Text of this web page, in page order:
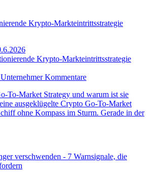
Krypto-Markteintrittsstrategie
Kommentare
To-Market Strategy und warum ist sie
ausgeklügelte Crypto Go-To-Market
ohne Kompass im Sturm. Gerade in der
verschwenden - 7 Warnsignale, die